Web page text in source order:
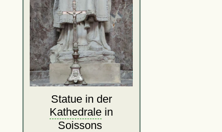
Statue in der
Kathedrale in
Soissons